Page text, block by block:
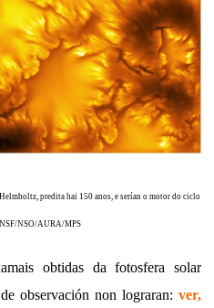
predita hai 150 anos, e serían o motor do ciclo
NSO/AURA/MPS
obtidas da fotosfera solar
observación non lograran: ver,